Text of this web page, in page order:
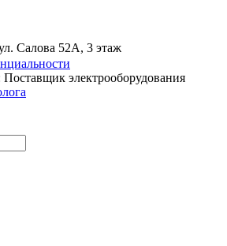
Салова 52А, 3 этаж
электрооборудования